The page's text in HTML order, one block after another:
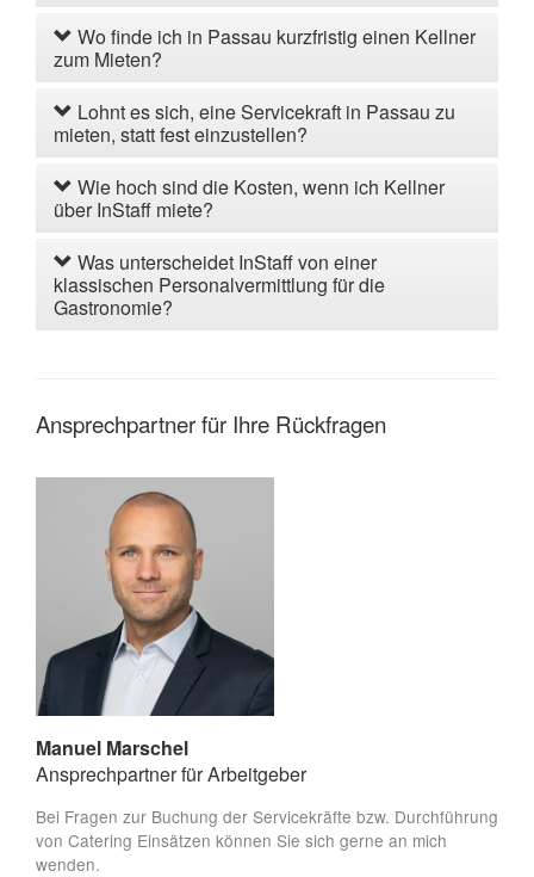
Wo finde ich in Passau kurzfristig einen Kellner
zum Mieten?
Lohnt es sich, eine Servicekraft in Passau zu
mieten, statt fest einzustellen?
Wie hoch sind die Kosten, wenn ich Kellner
über InStaff miete?
Was unterscheidet InStaff von einer
klassischen Personalvermittlung für die
Gastronomie?
Ansprechpartner für Ihre Rückfragen
Manuel Marschel
Ansprechpartner für Arbeitgeber
Bei Fragen zur Buchung der Servicekräfte bzw. Durchführung
von Catering Einsätzen können Sie sich gerne an mich
wenden.